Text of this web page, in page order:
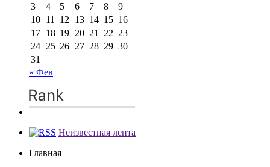
3
4 5 6 7 8
9
10 11 12 13 14 15 16
17 18 19 20 21 22 23
24 25 26 27 28 29 30
31
« Фев
Неизвестная лента
Главная